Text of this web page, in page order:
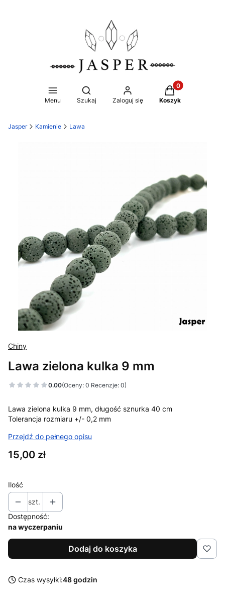
Menu
Otwórz wyszukiwarkę
Szukaj Zaloguj się
Produkty w
Koszyk
Jasper Kamienie Lawa
Chiny
Lawa zielona kulka 9 mm
0.00(Oceny: 0 Recenzje: 0)
Lawa zielona kulka 9 mm, długość sznurka 40 cm
Tolerancja rozmiaru +/- 0,2 mm
Przejdź do pełnego opisu
Cena
15,00 zł
Ilość
szt.
Dostępność:
na wyczerpaniu
Dodaj do koszyka
Czas wysyłki:48 godzin